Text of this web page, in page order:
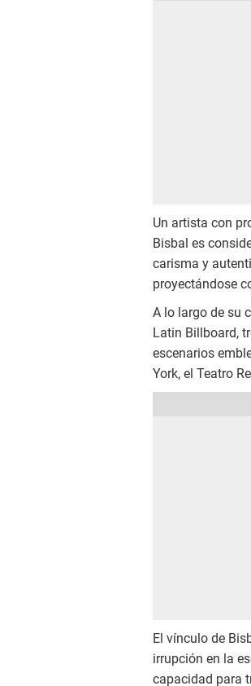
Un artista con
Bisbal es
carisma y
proyectándose
A lo largo de su
Latin Billboard,
escenarios
York, el Teatro
El vínculo de
irrupción en la
capacidad para